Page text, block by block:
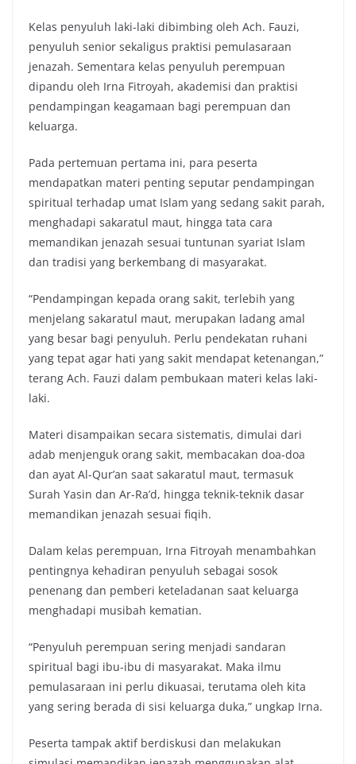
Kelas penyuluh laki-laki dibimbing oleh Ach. Fauzi,
penyuluh senior sekaligus praktisi pemulasaraan
jenazah. Sementara kelas penyuluh perempuan
dipandu oleh Irna Fitroyah, akademisi dan praktisi
pendampingan keagamaan bagi perempuan dan
keluarga.
Pada pertemuan pertama ini, para peserta
mendapatkan materi penting seputar pendampingan
spiritual terhadap umat Islam yang sedang sakit parah,
menghadapi sakaratul maut, hingga tata cara
memandikan jenazah sesuai tuntunan syariat Islam
dan tradisi yang berkembang di masyarakat.
“Pendampingan kepada orang sakit, terlebih yang
menjelang sakaratul maut, merupakan ladang amal
yang besar bagi penyuluh. Perlu pendekatan ruhani
yang tepat agar hati yang sakit mendapat ketenangan,”
terang Ach. Fauzi dalam pembukaan materi kelas laki-
laki.
Materi disampaikan secara sistematis, dimulai dari
adab menjenguk orang sakit, membacakan doa-doa
dan ayat Al-Qur’an saat sakaratul maut, termasuk
Surah Yasin dan Ar-Ra’d, hingga teknik-teknik dasar
memandikan jenazah sesuai fiqih.
Dalam kelas perempuan, Irna Fitroyah menambahkan
pentingnya kehadiran penyuluh sebagai sosok
penenang dan pemberi keteladanan saat keluarga
menghadapi musibah kematian.
“Penyuluh perempuan sering menjadi sandaran
spiritual bagi ibu-ibu di masyarakat. Maka ilmu
pemulasaraan ini perlu dikuasai, terutama oleh kita
yang sering berada di sisi keluarga duka,” ungkap Irna.
Peserta tampak aktif berdiskusi dan melakukan